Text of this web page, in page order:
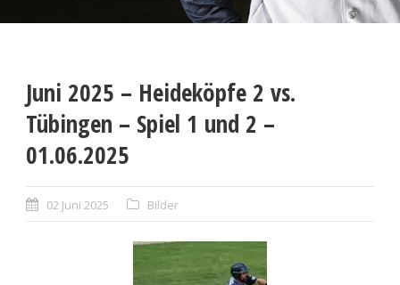
Juni 2025 – Heideköpfe 2 vs.
Tübingen – Spiel 1 und 2 –
01.06.2025
02 Juni 2025 Bilder